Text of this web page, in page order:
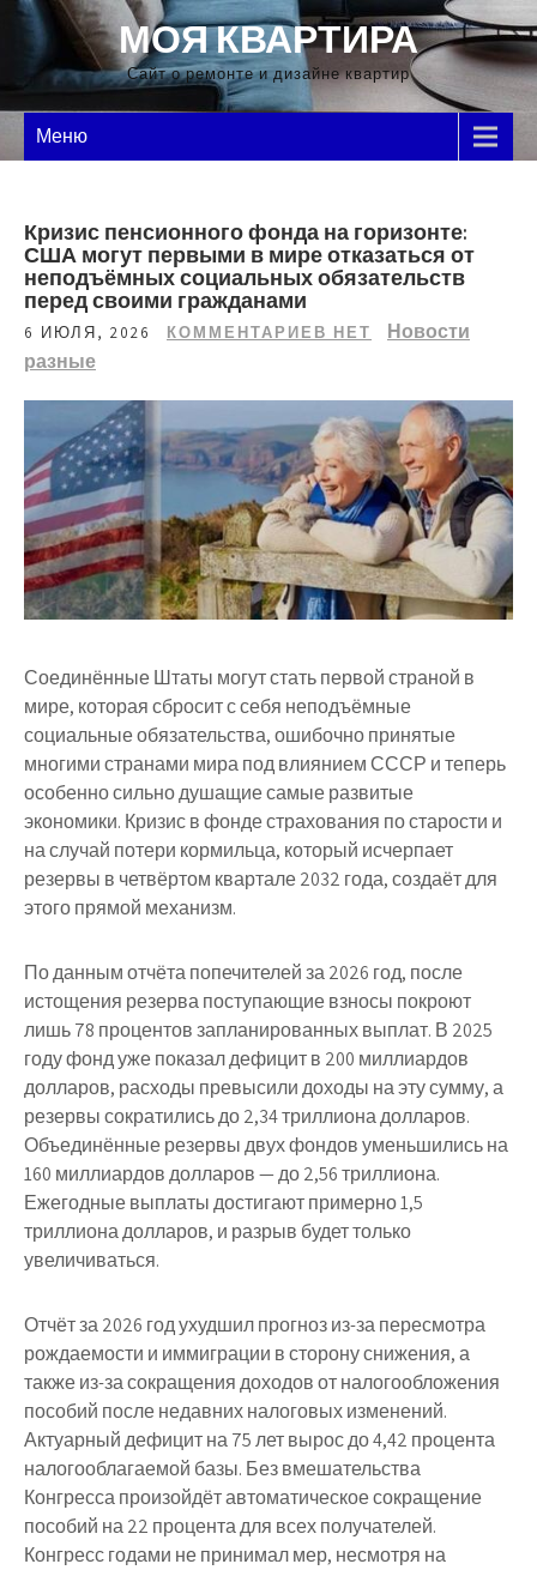
Перейти
содержимому
МОЯ КВАРТИРА
Сайт о ремонте и дизайне квартир
Меню
Кризис пенсионного фонда на горизонте:
США могут первыми в мире отказаться от
неподъёмных социальных обязательств
перед своими гражданами
6 ИЮЛЯ, 2026 КОММЕНТАРИЕВ НЕТ
Новости
разные
Соединённые Штаты могут стать первой страной в
мире, которая сбросит с себя неподъёмные
социальные обязательства, ошибочно принятые
многими странами мира под влиянием СССР и теперь
особенно сильно душащие самые развитые
экономики. Кризис в фонде страхования по старости и
на случай потери кормильца, который исчерпает
резервы в четвёртом квартале 2032 года, создаёт для
этого прямой механизм.
По данным отчёта попечителей за 2026 год, после
истощения резерва поступающие взносы покроют
лишь 78 процентов запланированных выплат. В 2025
году фонд уже показал дефицит в 200 миллиардов
долларов, расходы превысили доходы на эту сумму, а
резервы сократились до 2,34 триллиона долларов.
Объединённые резервы двух фондов уменьшились на
160 миллиардов долларов — до 2,56 триллиона.
Ежегодные выплаты достигают примерно 1,5
триллиона долларов, и разрыв будет только
увеличиваться.
Отчёт за 2026 год ухудшил прогноз из-за пересмотра
рождаемости и иммиграции в сторону снижения, а
также из-за сокращения доходов от налогообложения
пособий после недавних налоговых изменений.
Актуарный дефицит на 75 лет вырос до 4,42 процента
налогооблагаемой базы. Без вмешательства
Конгресса произойдёт автоматическое сокращение
пособий на 22 процента для всех получателей.
Конгресс годами не принимал мер, несмотря на